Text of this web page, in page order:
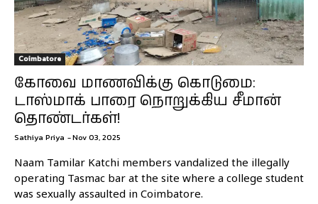
Coimbatore
கோவை மாணவிக்கு கொடுமை:
டாஸ்மாக் பாரை நொறுக்கிய சீமான்
தொண்டர்கள்!
Sathiya Priya -Nov 03, 2025
Naam Tamilar Katchi members vandalized the illegally
operating Tasmac bar at the site where a college student
was sexually assaulted in Coimbatore.